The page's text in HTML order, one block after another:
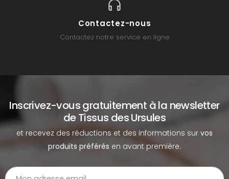
Contactez-nous
Contactez notre service en ligne
Inscrivez-vous gratuitement à la newsletter
de Tissus des Ursules
et recevez des réductions et des informations sur vos
produits préférés en avant première.